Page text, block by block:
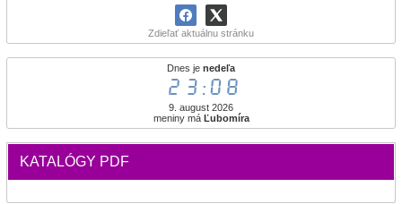
Zdieľať aktuálnu stránku
Dnes je nedeľa
23:08
9. august 2026
meniny má Ľubomíra
KATALÓGY PDF